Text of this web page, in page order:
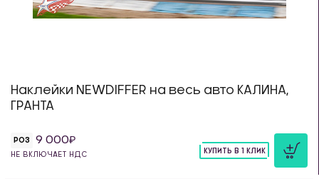
Наклейки NEWDIFFER на весь авто КАЛИНА,
ГРАНТА
РОЗ 9 000
НЕ ВКЛЮЧАЕТ НДС
КУПИТЬ В 1 КЛИК